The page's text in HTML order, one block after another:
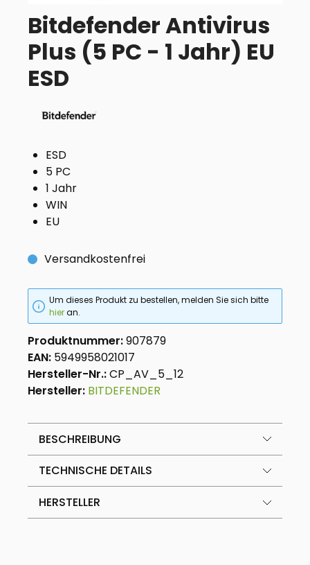
Bitdefender Antivirus
Plus (5 PC - 1 Jahr) EU
ESD
ESD
5 PC
1 Jahr
WIN
EU
Versandkostenfrei
Um dieses Produkt zu bestellen, melden Sie sich bitte
hieran.
Produktnummer:907879
EAN: 5949958021017
Hersteller-Nr.:CP_AV_5_12
Hersteller: BITDEFENDER
BESCHREIBUNG
TECHNISCHE DETAILS
HERSTELLER